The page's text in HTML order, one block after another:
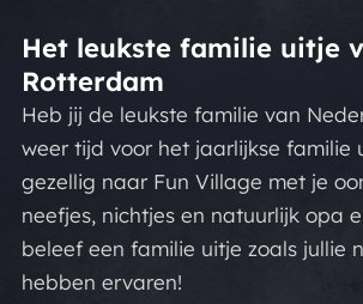
Het leukste familie uitje
Rotterdam
Heb jij de leukste familie van
weer tijd voor het jaarlijkse familie
gezellig naar Fun Village met je
neefjes, nichtjes en natuurlijk opa
beleef een familie uitje zoals jullie
hebben ervaren!